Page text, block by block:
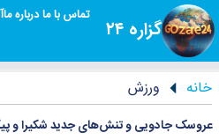
گزاره ۲۴
تماس با مادرباره ما
خانه ورزش
عروسک جادویی و تنش‌های جدید شکیرا و